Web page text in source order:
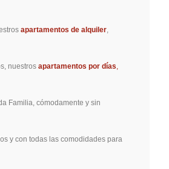
apartamentos de alquiler,
nuestros apartamentos por días,
Familia, cómodamente y sin
y con todas las comodidades para